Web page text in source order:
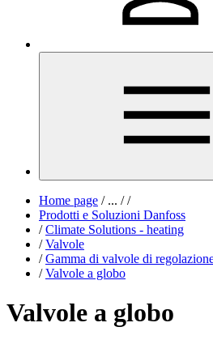
Home page /... / /
Prodotti e Soluzioni Danfoss
/ Climate Solutions - heating
/ Valvole
/ Gamma di valvole di
/ Valvole a globo
Valvole a globo